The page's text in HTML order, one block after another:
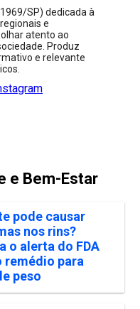
SP) dedicada à
e
atento ao
Produz
e relevante
e Bem-Estar
pode causar
nos rins?
o alerta do FDA
remédio para
peso